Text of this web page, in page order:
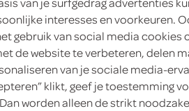
interesses en voorkeuren.
gebruik van social media cookies
de website te verbeteren, delen
van je sociale media-
klikt, geef je toestemming
Dan worden alleen de strikt